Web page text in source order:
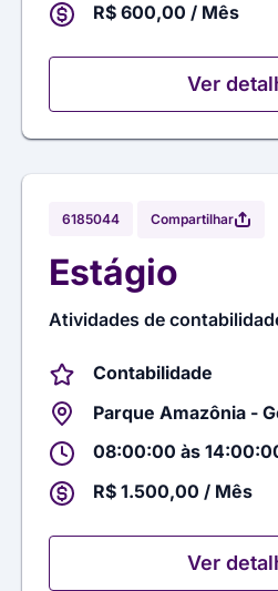
R$ 600,00 / Mês
Ver
6185044 Compartilhar
Estágio
Atividades de
Contabilidade
Parque Amazônia -
08:00:00 às
R$ 1.500,00 / Mês
Ver